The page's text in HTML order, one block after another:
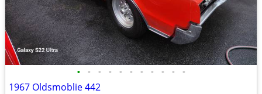
• • • • • • • • • • •
1967 Oldsmoblie 442